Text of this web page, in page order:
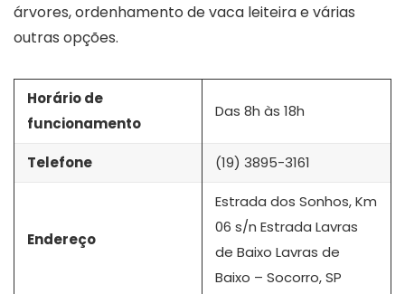
árvores, ordenhamento de vaca leiteira e várias
outras opções.
Horário de
funcionamento
Das 8h às 18h
Telefone (19) 3895-3161
Endereço
Estrada dos Sonhos, Km
06 s/n Estrada Lavras
de Baixo Lavras de
Baixo – Socorro, SP